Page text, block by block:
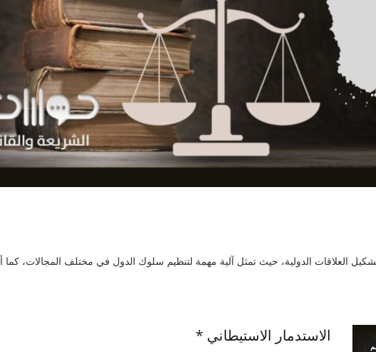
العلاقات الدولية، حيث تمثل آلية مهمة لتنظيم سلوك الدول في مختلف المجالات، كما
الاستدمار الاستيطاني *